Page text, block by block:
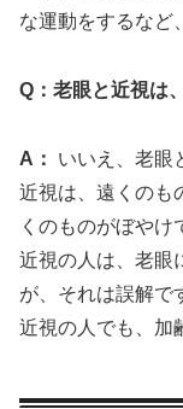
な運動をするなど
Q：老眼と近視は
A：
いいえ、老眼
近視は、遠くのも
くのものがぼやけ
近視の人は、老眼
が、それは誤解で
近視の人でも、加